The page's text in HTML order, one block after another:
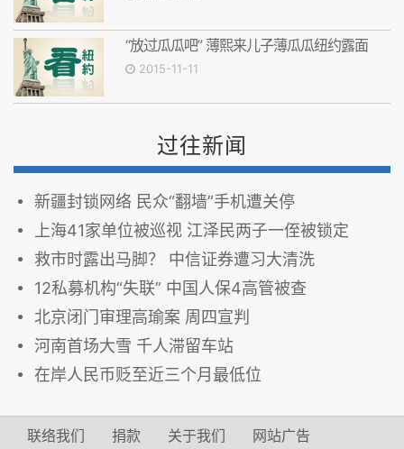
“放过瓜瓜吧” 薄熙来儿子薄瓜瓜纽约露面
2015-11-11
过往新闻
新疆封锁网络 民众“翻墙”手机遭关停
上海41家单位被巡视 江泽民两子一侄被锁定
救市时露出马脚？ 中信证券遭习大清洗
12私募机构“失联” 中国人保4高管被查
北京闭门审理高瑜案 周四宣判
河南首场大雪 千人滞留车站
在岸人民币贬至近三个月最低位
联络我们 捐款 关于我们 网站广告